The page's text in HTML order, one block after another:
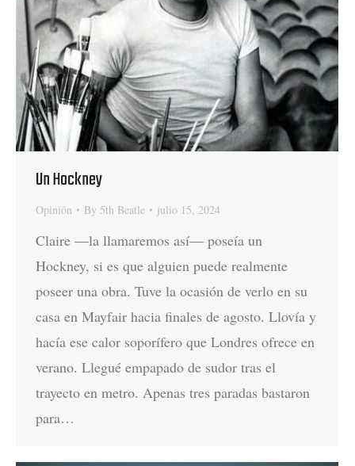
Un Hockney
Opinión By 5th Beatle julio 15, 2024
Claire —la llamaremos así— poseía un
Hockney, si es que alguien puede realmente
poseer una obra. Tuve la ocasión de verlo en su
casa en Mayfair hacia finales de agosto. Llovía y
hacía ese calor soporífero que Londres ofrece en
verano. Llegué empapado de sudor tras el
trayecto en metro. Apenas tres paradas bastaron
para…